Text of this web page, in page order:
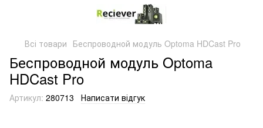
Всі товари Беспроводной модуль Optoma HDCast Pro
Беспроводной модуль Optoma
HDCast Pro
Артикул: 280713 Написати відгук